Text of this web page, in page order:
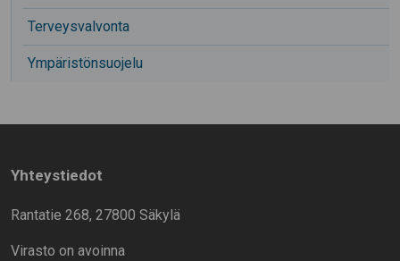
Terveysvalvonta
Ympäristönsuojelu
Yhteystiedot
Rantatie 268, 27800 Säkylä
Virasto on avoinna